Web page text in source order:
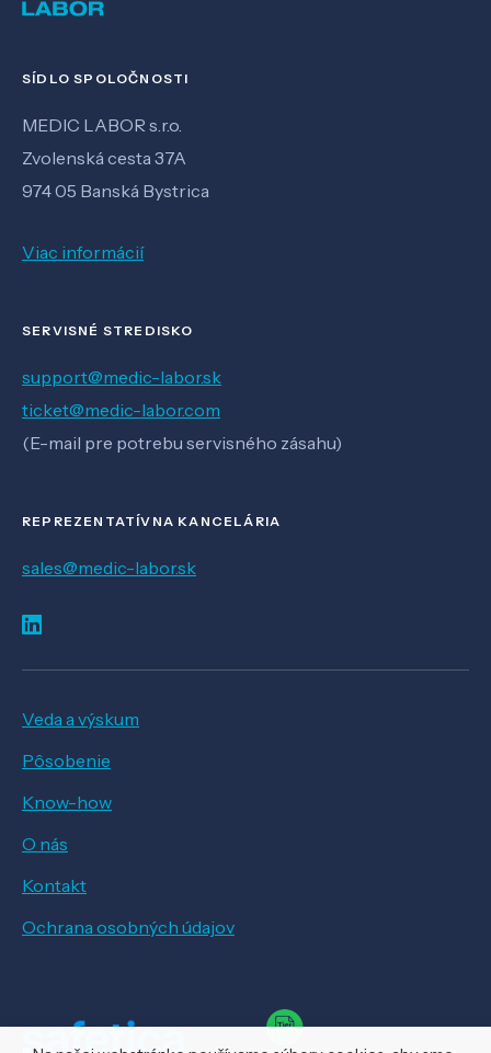
SÍDLO SPOLOČNOSTI
MEDIC LABOR s.r.o.
Zvolenská cesta 37A
974 05 Banská Bystrica
Viac informácií
SERVISNÉ STREDISKO
support@medic-labor.sk
ticket@medic-labor.com
(E-mail pre potrebu servisného zásahu)
REPREZENTATÍVNA KANCELÁRIA
sales@medic-labor.sk
Veda a výskum
Pôsobenie
Know-how
O nás
Kontakt
Ochrana osobných údajov